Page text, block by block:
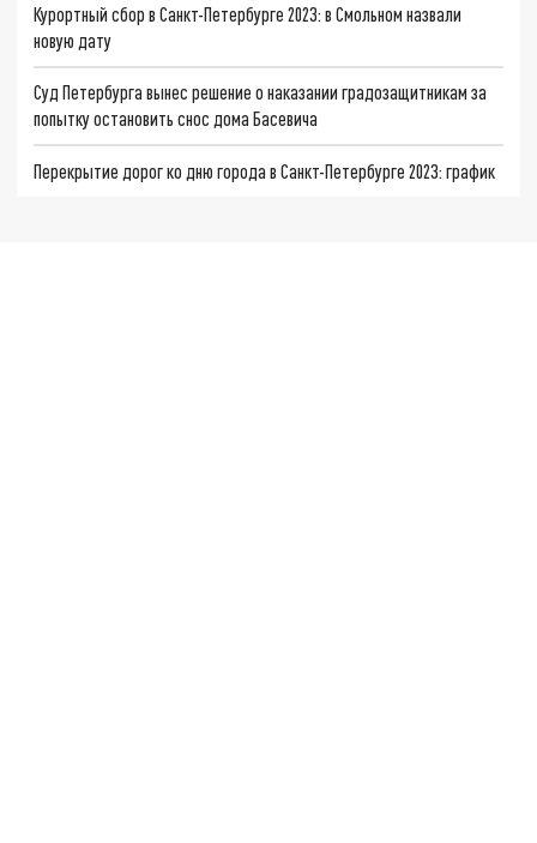
Курортный сбор в Санкт-Петербурге 2023: в Смольном назвали
новую дату
Суд Петербурга вынес решение о наказании градозащитникам за
попытку остановить снос дома Басевича
Перекрытие дорог ко дню города в Санкт-Петербурге 2023: график